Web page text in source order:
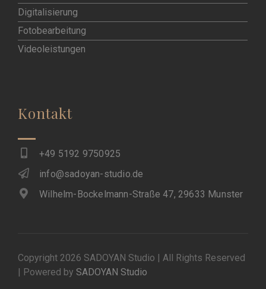
Digitalisierung
Fotobearbeitung
Videoleistungen
Kontakt
+49 5192 9750925
info@sadoyan-studio.de
Wilhelm-Bockelmann-Straße 47, 29633 Munster
Copyright 2026 SADOYAN Studio | All Rights Reserved
| Powered by SADOYAN Studio